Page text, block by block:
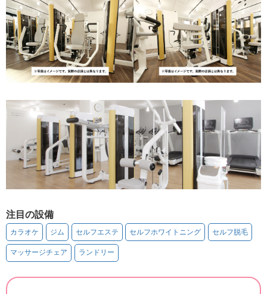
注目の設備
カラオケ ジム セルフエステ セルフホワイトニング セルフ脱毛
マッサージチェア ランドリー